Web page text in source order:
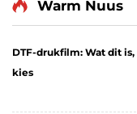
Warm Nuus
DTF-drukfilm: Wat dit
kies